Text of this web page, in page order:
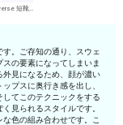
nano･universe 短靴・レザーシューズ
。ご存知の通り、スウェ
の要素になってしまいま
見になるため、顔が濃い
プスに奥行き感を出し、
てこのテクニックをする
見られるスタイルです。
色の組み合わせです。こ